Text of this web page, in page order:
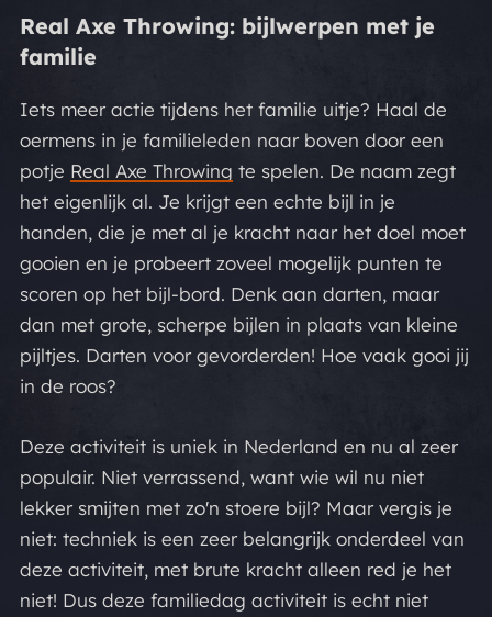
Real Axe Throwing: bijlwerpen met je
familie
Iets meer actie tijdens het familie uitje? Haal de
oermens in je familieleden naar boven door een
potje Real Axe Throwing te spelen. De naam zegt
het eigenlijk al. Je krijgt een echte bijl in je
handen, die je met al je kracht naar het doel moet
gooien en je probeert zoveel mogelijk punten te
scoren op het bijl-bord. Denk aan darten, maar
dan met grote, scherpe bijlen in plaats van kleine
pijltjes. Darten voor gevorderden! Hoe vaak gooi jij
in de roos?
Deze activiteit is uniek in Nederland en nu al zeer
populair. Niet verrassend, want wie wil nu niet
lekker smijten met zo'n stoere bijl? Maar vergis je
niet: techniek is een zeer belangrijk onderdeel van
deze activiteit, met brute kracht alleen red je het
niet! Dus deze familiedag activiteit is echt niet